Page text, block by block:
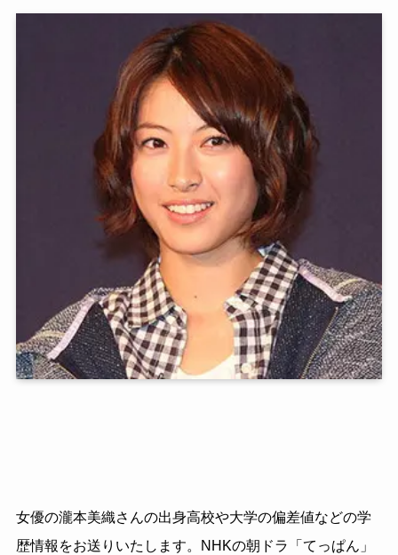
女優の瀧本美織さんの出身高校や大学の偏差値などの学
歴情報をお送りいたします。NHKの朝ドラ「てっぱん」